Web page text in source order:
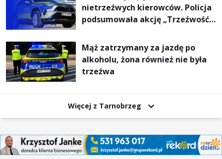
nietrzeźwych kierowców. Policja
podsumowała akcję „Trzeźwość”
Mąż zatrzymany za jazdę po
alkoholu, żona również nie była
trzeźwa
Więcej z Tarnobrzeg